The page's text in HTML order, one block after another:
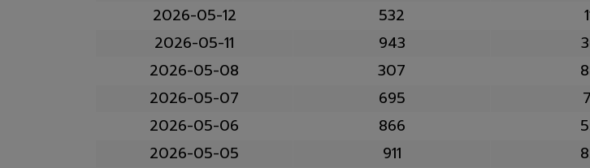
2026-05-12
532
2026-05-11
943
2026-05-08
307
2026-05-07
695
2026-05-06
866
2026-05-05
911